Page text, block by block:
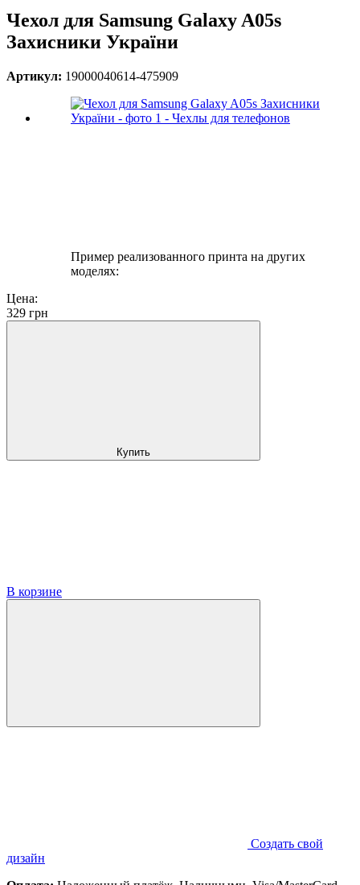
Чехол для Samsung Galaxy A05s
Захисники України
Артикул: 19000040614-475909
Пример реализованного принта на других
моделях:
Цена:
329 грн
Купить
В корзине
Создать свой
дизайн